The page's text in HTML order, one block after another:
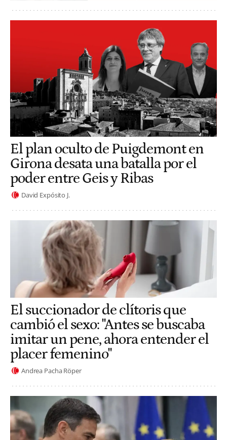
El plan oculto de Puigdemont en
Girona desata una batalla por el
poder entre Geis y Ribas
David Expósito J.
El succionador de clítoris que
cambió el sexo: "Antes se buscaba
imitar un pene, ahora entender el
placer femenino"
Andrea Pacha Röper